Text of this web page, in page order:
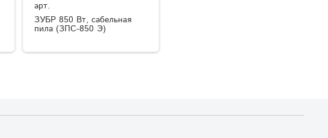
арт.
ЗУБР 850 Вт, сабельная
пила (ЗПС-850 Э)